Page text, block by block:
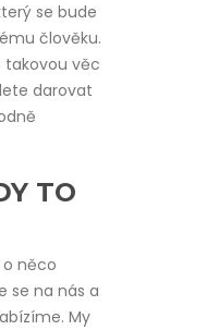
se bude
člověku.
takovou věc
darovat
TO
o něco
se na nás a
My